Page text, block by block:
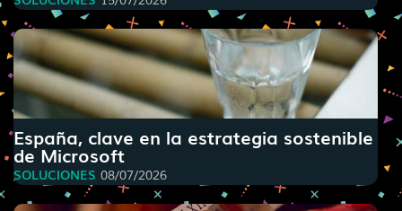
España, clave en la estrategia sostenible
de Microsoft
SOLUCIONES 08/07/2026